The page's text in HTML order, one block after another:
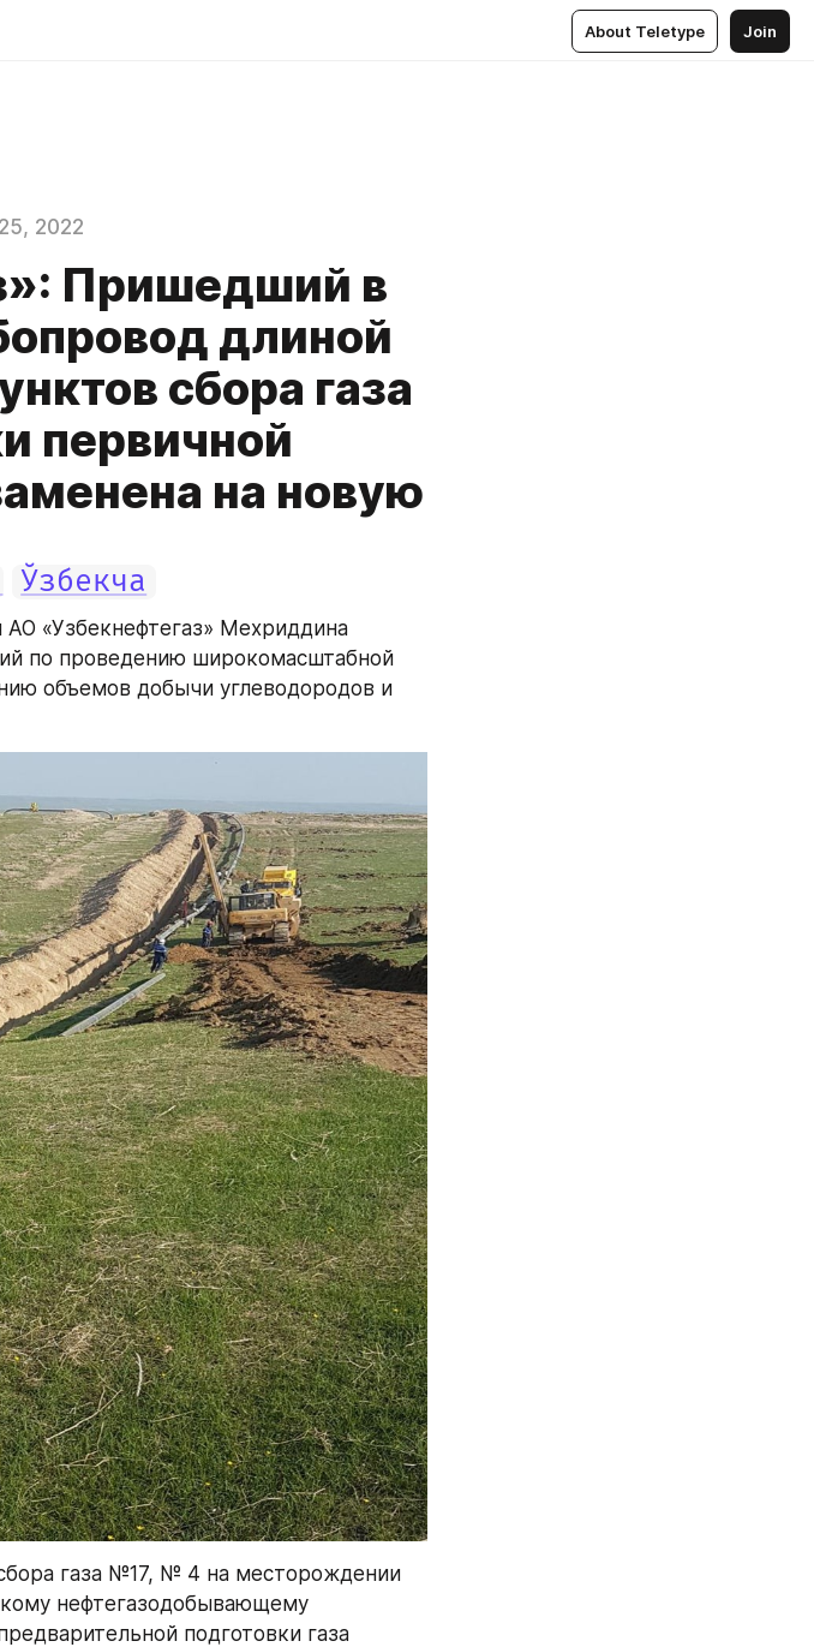
About Teletype Join
2022
Пришедший в
длиной
сбора газа
первичной
на новую
Ўзбекча
«Узбекнефтегаз» Мехриддина
по проведению широкомасштабной
объемов добычи углеводородов и
газа №17, № 4 на месторождении
нефтегазодобывающему
подготовки газа